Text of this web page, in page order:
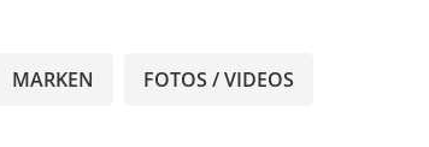
MARKEN FOTOS / VIDEOS